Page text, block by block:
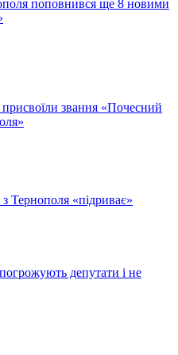
поповнився ще 8 новими
звання «Почесний
Тернополя «підриває»
депутати і не